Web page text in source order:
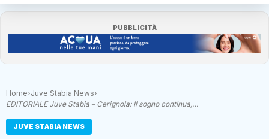
PUBBLICITÀ
Home›Juve Stabia News›
EDITORIALE Juve Stabia – Cerignola: Il sogno continua,…
JUVE STABIA NEWS